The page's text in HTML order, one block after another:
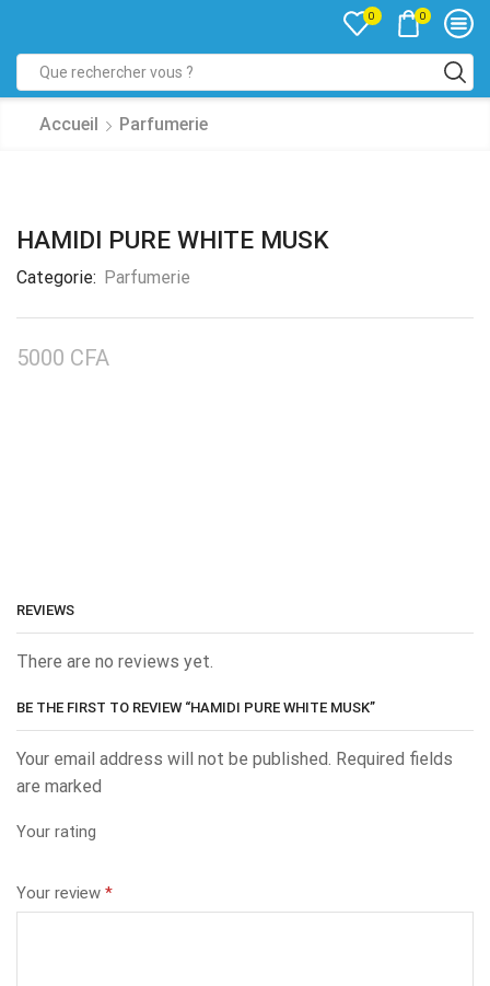
0 0
Accueil Parfumerie
HAMIDI PURE WHITE MUSK
Categorie: Parfumerie
5000 CFA
REVIEWS
There are no reviews yet.
BE THE FIRST TO REVIEW “HAMIDI PURE WHITE MUSK”
Your email address will not be published. Required fields
are marked
Your rating
Your review *